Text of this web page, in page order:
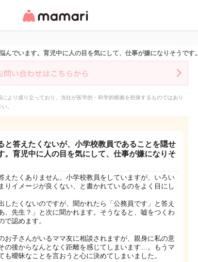
リ・情報サイト
でいます。育児中に人の目を気にして、仕事が嫌になりそうです。
より成り立っており、当社が医学的・科学的根拠を担保するものではあり
。
と答えたくないが、小学校教員であることを隠せ
。育児中に人の目を気にして、仕事が嫌になりそ
えたくありません。小学校教員をしていますが、いろい
りイメージが良くない、と書かれているのをよく目にし
したくないのですが、聞かれたら「公務員です」と答え
、先生？」と次に聞かれます。そうなると、嘘をつくわ
で認めます。
お子さんがいるママ友に相談されますが、親身に私の意
の後からなんとなく距離を感じてしまいます…。もうマ
も曖昧なことを言おうと心に決めてしまいました。